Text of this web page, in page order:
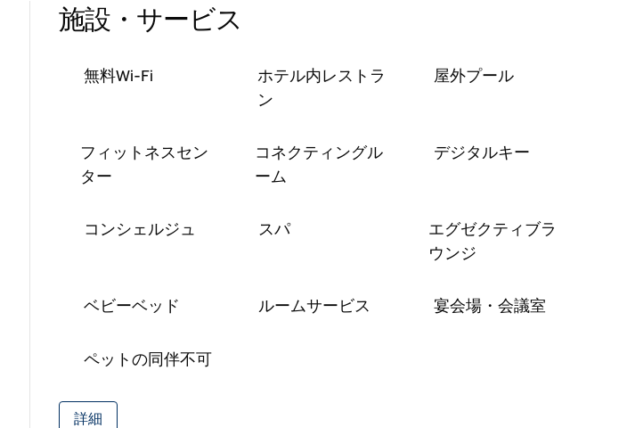
施設・サービス
無料Wi-Fi
ホテル内レストラ
ン
屋外プール
フィットネスセン
ター
コネクティングル
ーム
デジタルキー
コンシェルジュ スパ
エグゼクティブラ
ウンジ
ベビーベッド ルームサービス 宴会場・会議室
ペットの同伴不可
詳細